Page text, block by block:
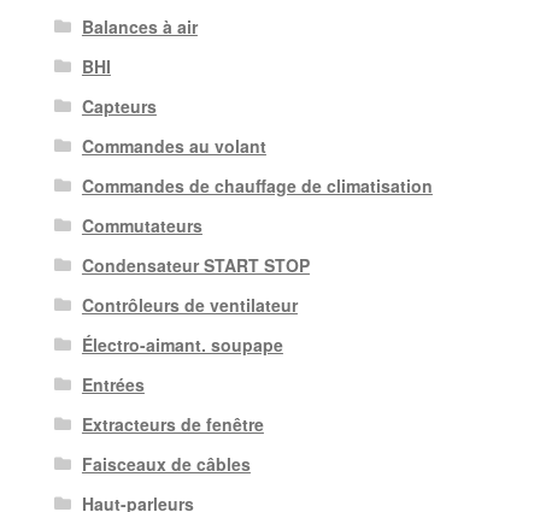
Balances à air
BHI
Capteurs
Commandes au volant
Commandes de chauffage de climatisation
Commutateurs
Condensateur START STOP
Contrôleurs de ventilateur
Électro-aimant. soupape
Entrées
Extracteurs de fenêtre
Faisceaux de câbles
Haut-parleurs